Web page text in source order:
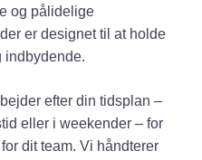
og pålidelige
er designet til at holde
indbydende.
efter din tidsplan –
eller i weekender – for
dit team. Vi håndterer